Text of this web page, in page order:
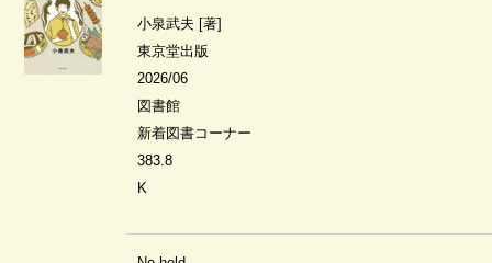
小泉武夫 [著]
東京堂出版
2026/06
図書館
新着図書コーナー
383.8
K